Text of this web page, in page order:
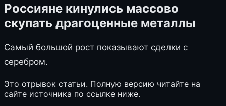
Россияне кинулись массово
скупать драгоценные металлы
Самый большой рост показывают сделки с
серебром.
Это отрывок статьи. Полную версию читайте на
сайте источника по ссылке ниже.